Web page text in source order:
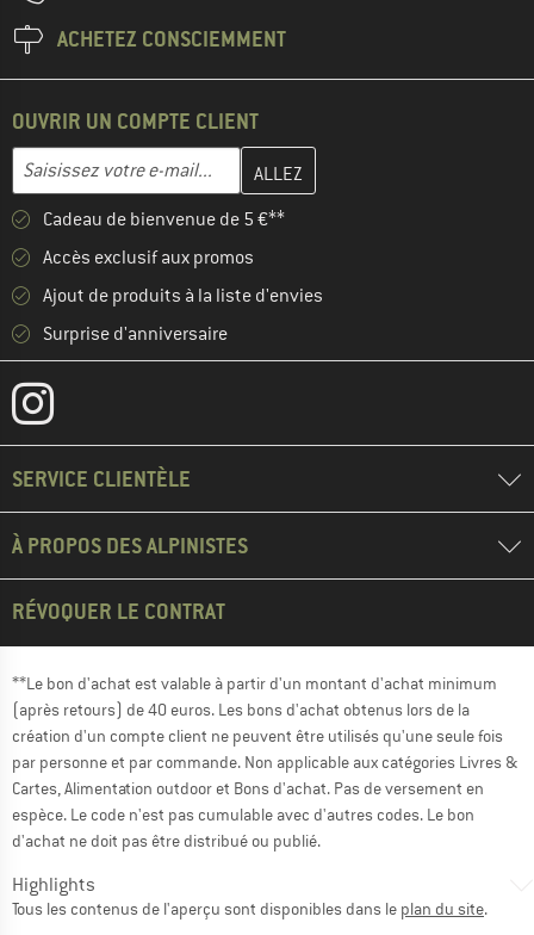
ACHETEZ CONSCIEMMENT
OUVRIR UN COMPTE CLIENT
Adresse e-mail
Entrez votre adresse e-mail ici et créez votre compte client à la
Cadeau de bienvenue de 5 €**
Accès exclusif aux promos
Ajout de produits à la liste d'envies
Surprise d'anniversaire
SERVICE CLIENTÈLE
À PROPOS DES ALPINISTES
RÉVOQUER LE CONTRAT
**Le bon d'achat est valable à partir d'un montant d'achat minimum
(après retours) de 40 euros. Les bons d'achat obtenus lors de la
création d'un compte client ne peuvent être utilisés qu'une seule fois
par personne et par commande. Non applicable aux catégories Livres &
Cartes, Alimentation outdoor et Bons d'achat. Pas de versement en
espèce. Le code n'est pas cumulable avec d'autres codes. Le bon
d'achat ne doit pas être distribué ou publié.
Highlights
Tous les contenus de l'aperçu sont disponibles dans le plan du site.